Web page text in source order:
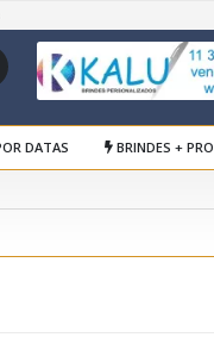
DATAS BRINDES +